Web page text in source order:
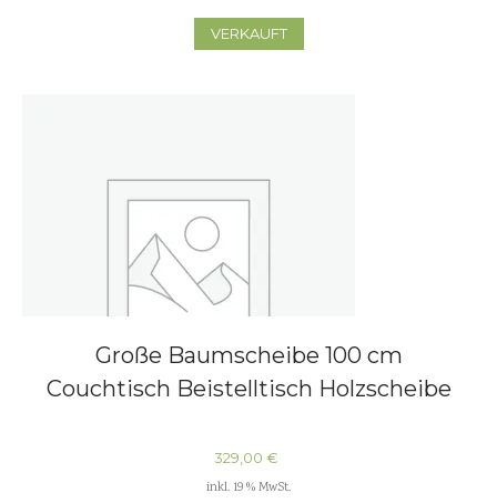
VERKAUFT
Große Baumscheibe 100 cm
Couchtisch Beistelltisch Holzscheibe
329,00 €
inkl. 19 % MwSt.